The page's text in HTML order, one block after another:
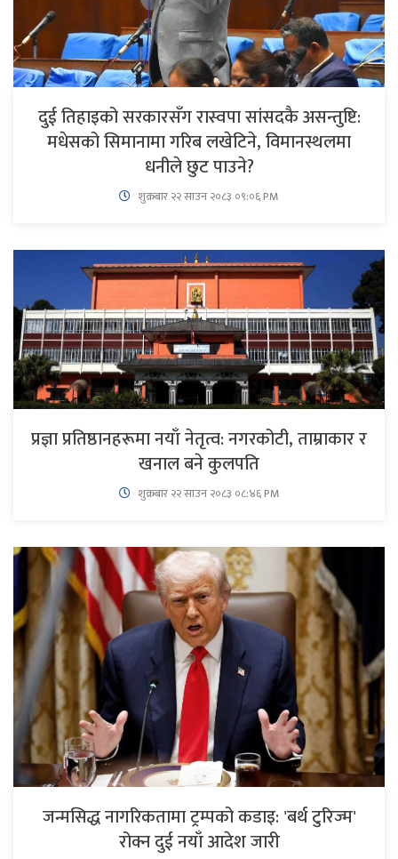
दुई तिहाइको सरकारसँग रास्वपा सांसदकै असन्तुष्टि:
मधेसको सिमानामा गरिब लखेटिने, विमानस्थलमा
धनीले छुट पाउने?
शुक्रबार​ २२ साउन २०८३ ०९:०६ PM
प्रज्ञा प्रतिष्ठानहरूमा नयाँ नेतृत्व: नगरकोटी, ताम्राकार र
खनाल बने कुलपति
शुक्रबार​ २२ साउन २०८३ ०८:४६ PM
जन्मसिद्ध नागरिकतामा ट्रम्पको कडाइ: 'बर्थ टुरिज्म'
रोक्न दुई नयाँ आदेश जारी